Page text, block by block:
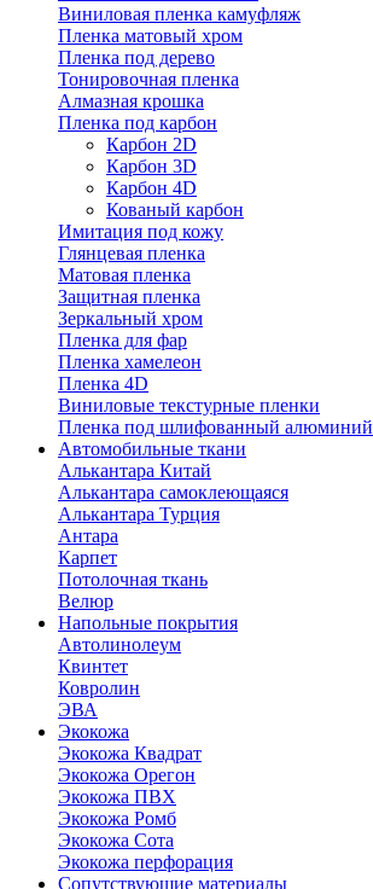
Виниловая пленка камуфляж
Пленка матовый хром
Пленка под дерево
Тонировочная пленка
Алмазная крошка
Пленка под карбон
Карбон 2D
Карбон 3D
Карбон 4D
Кованый карбон
Имитация под кожу
Глянцевая пленка
Матовая пленка
Защитная пленка
Зеркальный хром
Пленка для фар
Пленка хамелеон
Пленка 4D
Виниловые текстурные пленки
Пленка под шлифованный алюминий
Автомобильные ткани
Алькантара Китай
Алькантара самоклеющаяся
Алькантара Турция
Антара
Карпет
Потолочная ткань
Велюр
Напольные покрытия
Автолинолеум
Квинтет
Ковролин
ЭВА
Экокожа
Экокожа Квадрат
Экокожа Орегон
Экокожа ПВХ
Экокожа Ромб
Экокожа Сота
Экокожа перфорация
Сопутствующие материалы